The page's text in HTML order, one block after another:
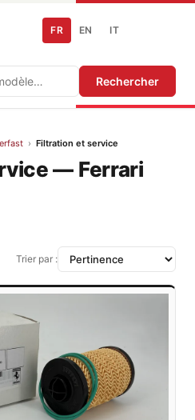
Rechercher
FR EN IT
› Filtration et service
— Ferrari
Trier par :